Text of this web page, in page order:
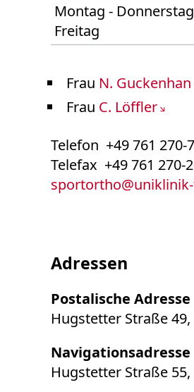
Montag - Donnerstag
Freitag
Frau N. Guckenhan
Frau C. Löffler
Telefon +49 761 270-
Telefax +49 761 270-
sportortho@
Adressen
Postalische Adresse
Hugstetter Straße
Navigationsadresse
Hugstetter Straße